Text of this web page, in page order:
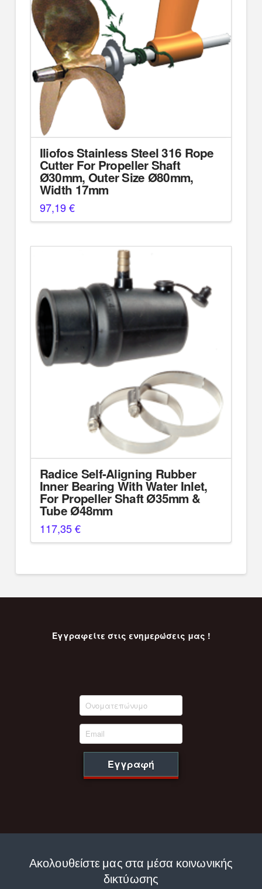
Iliofos Stainless Steel 316 Rope
Cutter For Propeller Shaft
Ø30mm, Outer Size Ø80mm,
Width 17mm
97,19€
Radice Self-Aligning Rubber
Inner Bearing With Water Inlet,
For Propeller Shaft Ø35mm &
Tube Ø48mm
117,35€
Εγγραφείτε στις ενημερώσεις μας !
Εγγραφή
Ακολουθείστε μας στα μέσα κοινωνικής
δικτύωσης